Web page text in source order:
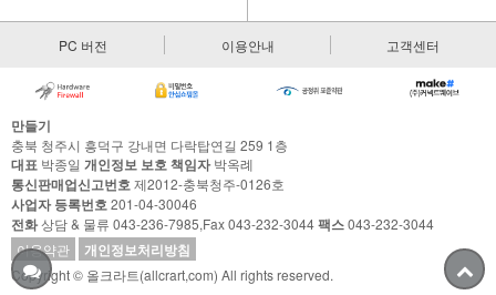
PC 버전 이용안내 고객센터
만들기
충북 청주시 흥덕구 강내면 다락탑연길 259 1층
대표 박종일 개인정보 보호 책임자박옥례
통신판매업신고번호제2012-충북청주-0126호
사업자 등록번호201-04-30046
전화상담 & 물류 043-236-7985,Fax 043-232-3044팩스043-232-3044
이용약관
개인정보처리방침
Copyright © 올크라트(allcrart,com) All rights reserved.